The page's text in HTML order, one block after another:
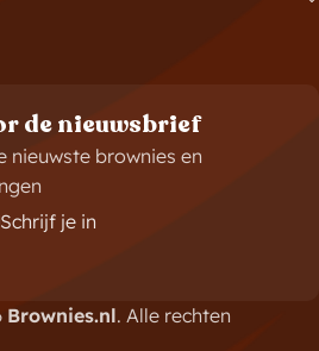
de nieuwsbrief
nieuwste brownies en
Schrijf je in
Brownies.nl. Alle rechten